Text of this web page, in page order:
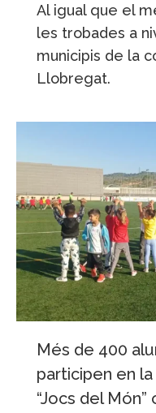
Al igual que el
les trobades a
municipis de la
Llobregat.
Més de 400
participen en
“Jocs del